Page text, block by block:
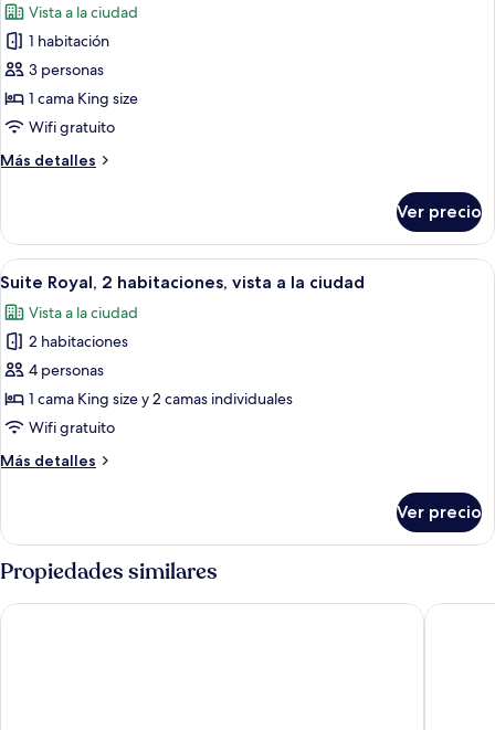
fotos
de
Suite
panorámica,
1
cama
King
vista
a
la
ciudad,
junto
a
la
alberca
Vista a la ciudad
1 habitación
3 personas
1 cama King size
Wifi gratuito
Más detalles
Más
panorámica,
cama
size,
vista
la
ciudad,
junto
la
Ver precio
Abrir
todas
las
fotos
de
Suite
Royal,
habitaciones,
la
ciudad
Una habitación de hotel con una
10
Suite Royal, 2 habitaciones, vista a la ciudad
Vista a la ciudad
2 habitaciones
4 personas
1 cama King size y 2 camas individuales
Wifi gratuito
Más detalles
Más
Royal,
habitaciones,
a
Ver precio
Propiedades similares
Grand Plaza Hotel Tabuk vista